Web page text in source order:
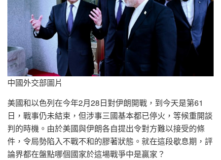
中國外交部圖片
美國和以色列在今年2月28日對伊朗開戰，到今天是第61
日，戰事仍未結束，但涉事三國基本都已停火，等候重開談
判的時機。由於美國與伊朗各自提出令對方難以接受的條
件，令局勢陷入不戰不和的膠著狀態。就在這段歇息期，評
論界都在盤點哪個國家於這場戰爭中是贏家？